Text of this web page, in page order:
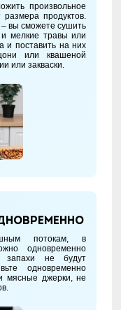
произвольное
продуктов.
вы сможете сушить
мелкие травы или
и поставить на них
или квашеной
или закваски.
потокам, в
одновременно
не будут
одновременно
мясные джерки, не